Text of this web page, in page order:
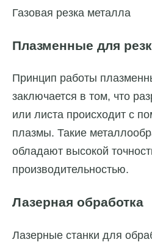
Газовая резка металла
Плазменные для
Принцип работы
заключается в том, что
или листа происходит с
плазмы. Такие
обладают высокой
производительностью.
Лазерная обработка
Лазерные станки для